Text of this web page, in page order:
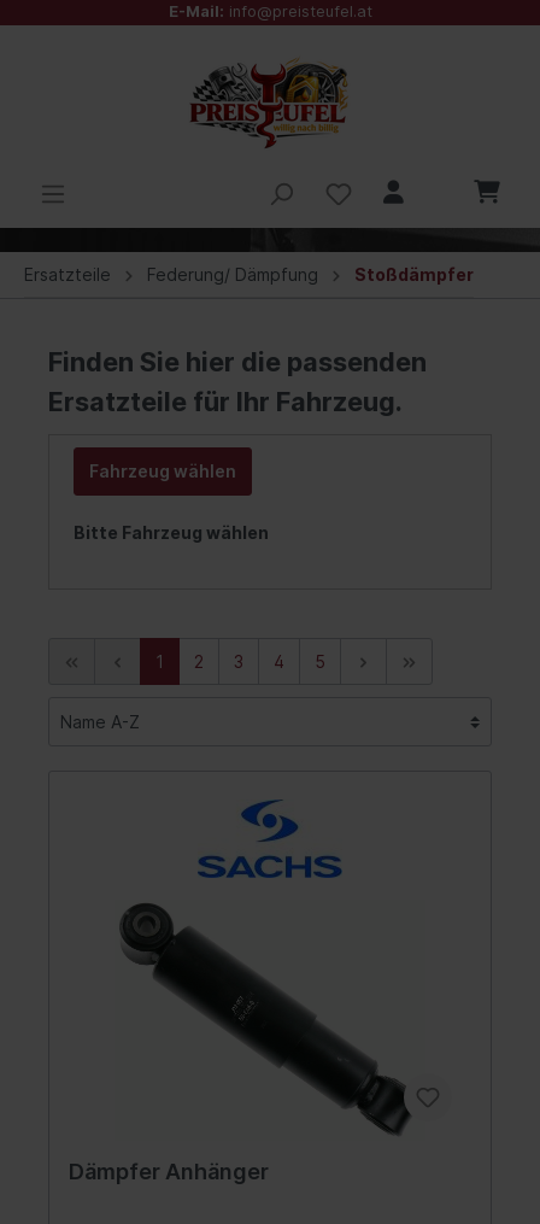
E-Mail: info@preisteufel.at
Ersatzteile Federung/ Dämpfung Stoßdämpfer
Finden Sie hier die passenden
Ersatzteile für Ihr Fahrzeug.
Fahrzeug wählen
Bitte Fahrzeug wählen
1 2 3 4 5
Dämpfer Anhänger